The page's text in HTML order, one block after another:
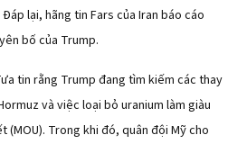
lại, hãng tin Fars của Iran báo cáo
bố của Trump.
tin rằng Trump đang tìm kiếm các thay
và việc loại bỏ uranium làm giàu
(MOU). Trong khi đó, quân đội Mỹ cho